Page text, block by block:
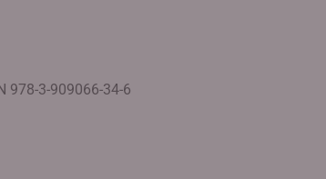
978-3-909066-34-6